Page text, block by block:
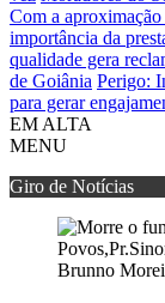
Com a aproximação
importância da
qualidade gera
de Goiânia Perigo:
para gerar
EM ALTA
MENU
Giro de Notícias
Brunno